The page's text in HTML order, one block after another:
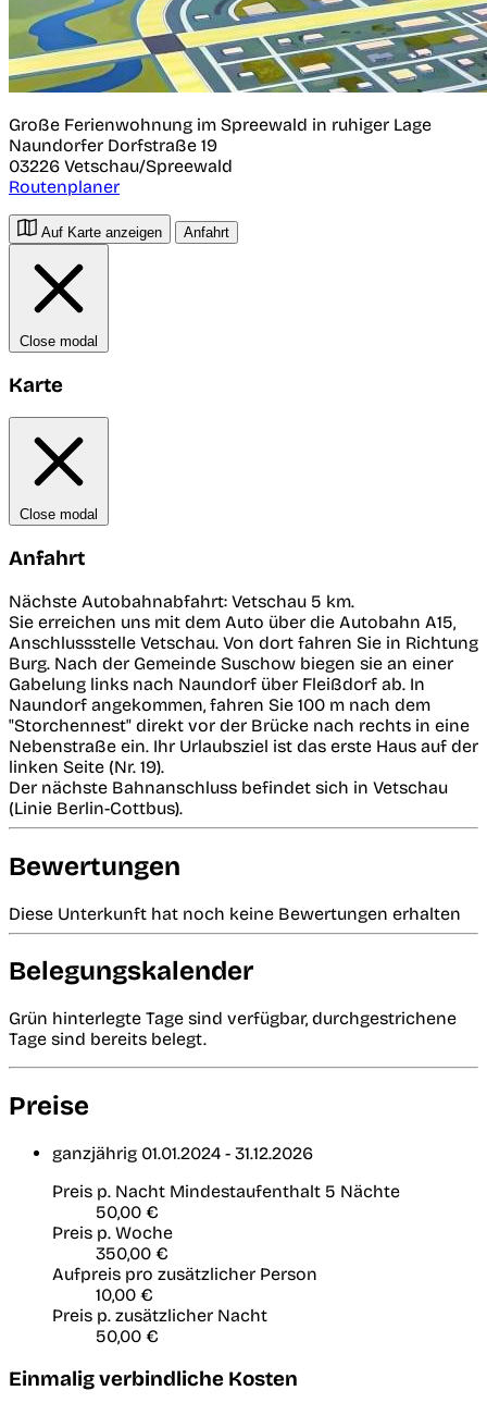
Große Ferienwohnung im Spreewald in ruhiger Lage
Naundorfer Dorfstraße 19
03226 Vetschau/Spreewald
Routenplaner
Auf Karte anzeigen Anfahrt
Close modal
Karte
Close modal
Anfahrt
Nächste Autobahnabfahrt: Vetschau 5 km.
Sie erreichen uns mit dem Auto über die Autobahn A15,
Anschlussstelle Vetschau. Von dort fahren Sie in Richtung
Burg. Nach der Gemeinde Suschow biegen sie an einer
Gabelung links nach Naundorf über Fleißdorf ab. In
Naundorf angekommen, fahren Sie 100 m nach dem
"Storchennest" direkt vor der Brücke nach rechts in eine
Nebenstraße ein. Ihr Urlaubsziel ist das erste Haus auf der
linken Seite (Nr. 19).
Der nächste Bahnanschluss befindet sich in Vetschau
(Linie Berlin-Cottbus).
Bewertungen
Diese Unterkunft hat noch keine Bewertungen erhalten
Belegungskalender
Grün hinterlegte Tage sind verfügbar, durchgestrichene
Tage sind bereits belegt.
Preise
ganzjährig 01.01.2024 - 31.12.2026
Preis p. Nacht Mindestaufenthalt 5 Nächte
50,00 €
Preis p. Woche
350,00 €
Aufpreis pro zusätzlicher Person
10,00 €
Preis p. zusätzlicher Nacht
50,00 €
Einmalig verbindliche Kosten